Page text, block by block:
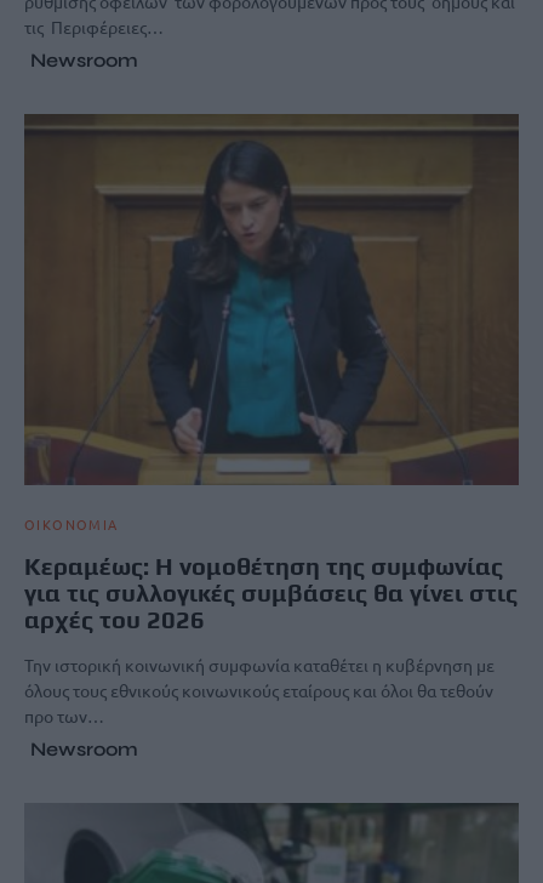
τις Περιφέρειες…
Newsroom
ΟΙΚΟΝΟΜΙΑ
Κεραμέως: Η νομοθέτηση της συμφωνίας
για τις συλλογικές συμβάσεις θα γίνει στις
αρχές του 2026
Την ιστορική κοινωνική συμφωνία καταθέτει η κυβέρνηση με
όλους τους εθνικούς κοινωνικούς εταίρους και όλοι θα τεθούν
προ των…
Newsroom